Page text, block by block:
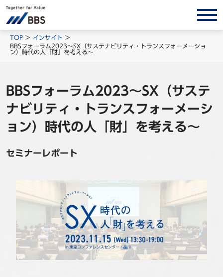
サービス/ソリューション
経営会計コンサルティング
BPO
インサイト
コラム
BBS Group News
出版書籍
事例
セミナ−
TOP
インサイト
BBSフォーラム2023～SX（サステナビリティ・トランスフォーメーショ
ン）時代の人「財」を考える～
BBSフォーラム2023～SX（サステ
ナビリティ・トランスフォーメーシ
ョン）時代の人「財」を考える～
セミナーレポート